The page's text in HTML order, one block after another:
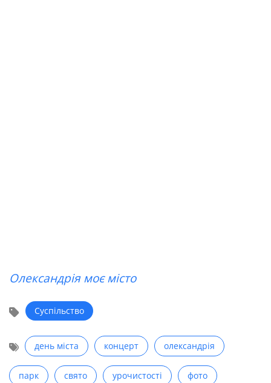
Олександрія моє місто
Суспільство
день міста концерт олександрія
парк свято урочистості фото